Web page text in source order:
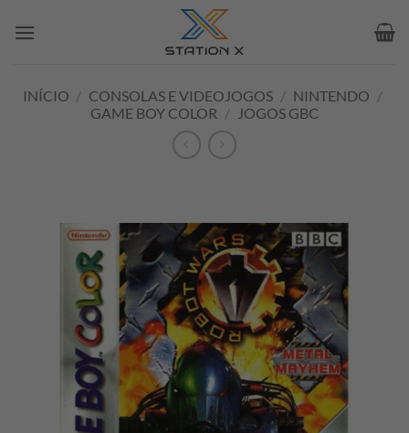
INÍCIO / CONSOLAS E VIDEOJOGOS / NINTENDO /
GAME BOY COLOR / JOGOS GBC